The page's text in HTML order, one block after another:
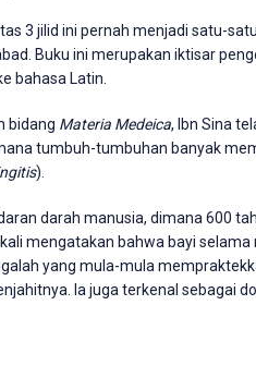
3 jilid ini pernah menjadi satu-
Buku ini merupakan iktisar
bahasa Latin.
bidang Materia Medeica, Ibn Sina
tumbuh-tumbuhan banyak
).
darah manusia, dimana 600
mengatakan bahwa bayi selama
yang mula-mula
Ia juga terkenal sebagai